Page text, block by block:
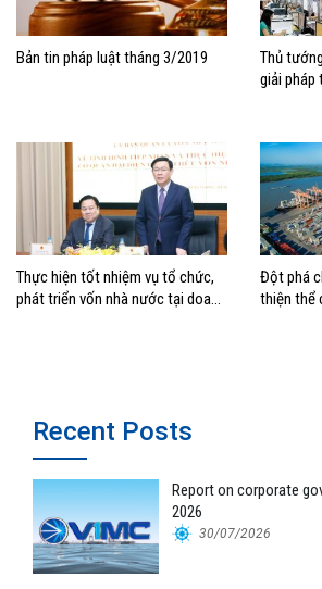
Bản tin pháp luật tháng 3/2019
Thủ
giải pháp
Thực hiện tốt nhiệm vụ tổ chức,
phát triển vốn nhà nước tại doanh
Đột phá
thiện thể
Recent Posts
Report on corporate
2026
30/07/2026